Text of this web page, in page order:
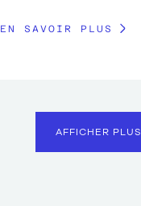
EN SAVOIR PLUS
AFFICHER PLUS